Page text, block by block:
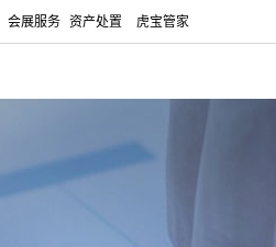
会展服务 资产处置 虎宝管家